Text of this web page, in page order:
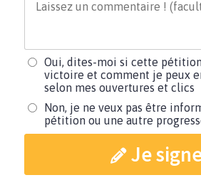
Oui, dites-moi si cette
victoire et comment je peux
selon mes ouvertures et clics
Non, je ne veux pas être
pétition ou une autre
Je